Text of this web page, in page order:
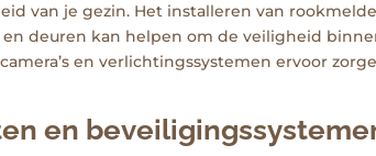
van je gezin. Het installeren van
en deuren kan helpen om de veiligheid
en verlichtingssystemen ervoor
en